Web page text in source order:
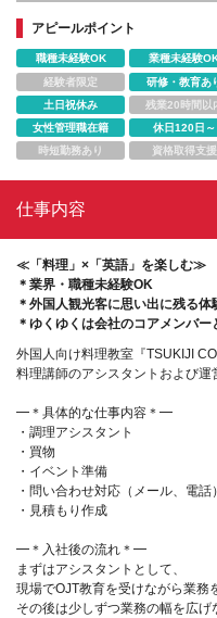
アピールポイント
職種未経験OK 業種未経験
経験者限定
研修・教育あ
土日祝休み
残業20時間以
女性管理職在籍
休日120日～
時短勤務あり
資格取得支援
仕事内容
≪「料理」×「英語」を楽しむ≫
＊業界・職種未経験OK
＊外国人観光客に思い出に残る体
＊ゆくゆくは会社のコアメンバー
外国人向け料理教室『TSUKIJI
料理講師のアシスタントおよび運
━＊具体的な仕事内容＊━
・調理アシスタント
・買物
・イベント準備
・問い合わせ対応（メール、電話）
・見積もり作成
━＊入社後の流れ＊━
まずはアシスタントとして、
現場でOJT教育を受けながら業務
その後は少しずつ業務の幅を広げ